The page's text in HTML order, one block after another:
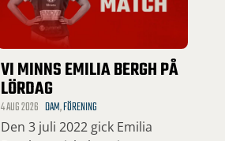
VI MINNS EMILIA BERGH PÅ
LÖRDAG
4 AUG 2026 DAM,FÖRENING
Den 3 juli 2022 gick Emilia